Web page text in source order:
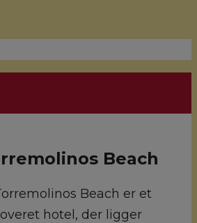
Beach
Beach er et
hotel, der ligger